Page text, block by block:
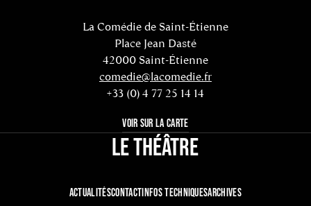
La Comédie de Saint-Étienne
Place Jean Dasté
42000 Saint-Étienne
comedie@lacomedie.fr
+33 (0) 4 77 25 14 14
VOIR SUR LA CARTE
LE THÉÂTRE
ACTUALITÉSCONTACTINFOS TECHNIQUESARCHIVES